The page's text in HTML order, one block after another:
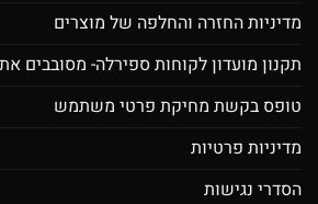
מדיניות החזרה והחלפה של מוצרים
תקנון מועדון לקוחות ספירלה- מסובבים
טופס בקשת מחיקת פרטי משתמש
מדיניות פרטיות
הסדרי נגישות